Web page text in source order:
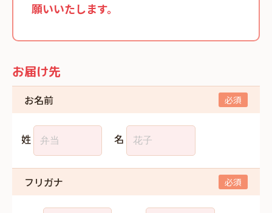
願いいたします。
お届け先
お名前
姓 名
フリガナ